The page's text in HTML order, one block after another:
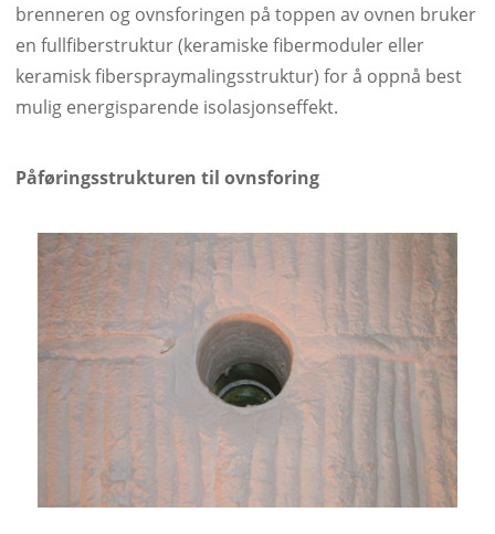
brenneren og ovnsforingen på toppen av ovnen bruker
en fullfiberstruktur (keramiske fibermoduler eller
keramisk fiberspraymalingsstruktur) for å oppnå best
mulig energisparende isolasjonseffekt.
Påføringsstrukturen til ovnsforing